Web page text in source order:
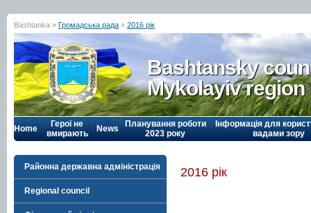
Bashtanka » Громадська рада » 2016 рік
Bashtansky
Mykolayiv region
Home
Герої не
вмирають
News
Планування роботи
2023 року
Інформація для
вадами зору
Районна державна адміністрація
Regional council
2016 рік